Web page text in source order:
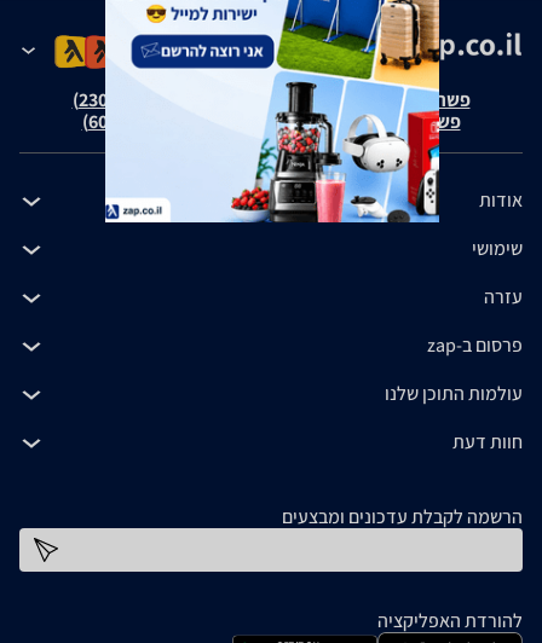
פשרה בת"צ אבנצ'יק נ' זאפ גרופ (ת"צ 23008-08-20)
פשרה בת"צ כהנים נ' זאפ גרופ (ת"צ 60371-12-19)
אודות
שימושי
עזרה
פרסום ב-zap
עולמות התוכן שלנו
חוות דעת
הרשמה לקבלת עדכונים ומבצעים
להורדת האפליקציה